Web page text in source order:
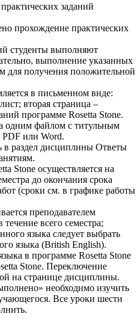
заданий
прохождение практических
студенты выполняют
выполнение указанных
для получения положительной
в письменном виде:
вторая страница –
программе Rosetta Stone.
одним файлом с титульным
PDF или Word.
в раздел дисциплины Ответы
Stone осуществляется на
до окончания срока
(сроки см. в графике работы
преподавателем
всего семестра;
языка следует выбрать
языка (British English).
в программе Rosetta Stone
Stone. Переключение
на странице дисциплины.
необходимо изучить
Все уроки шести